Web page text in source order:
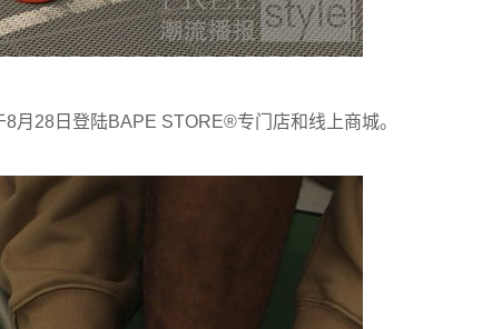
28日登陆BAPE STORE®专门店和线上商城。